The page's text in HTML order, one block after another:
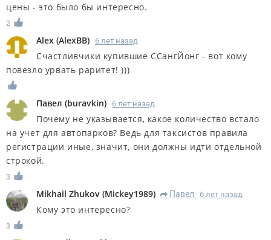
цены - это было бы интересно.
2
Alex (AlexBB) 6 лет назад
Счастливчики купившие ССангЙонг - вот кому
повезло урвать раритет! )))
Павел (buravkin) 6 лет назад
Почему не указывается, какое количество встало
на учет для автопарков? Ведь для таксистов правила
регистрации иные, значит, они должны идти отдельной
строкой.
3
Mikhail Zhukov (Mickey1989) R Павел 6 лет назад
Кому это интересно?
3